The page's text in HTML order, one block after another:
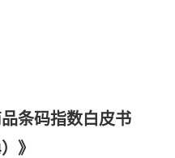
条码指数白皮书
》